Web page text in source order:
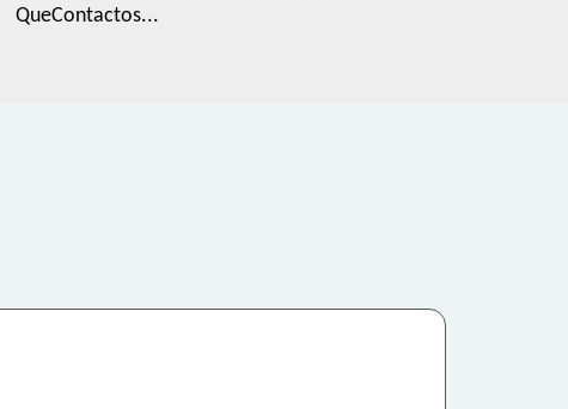
QueContactos...